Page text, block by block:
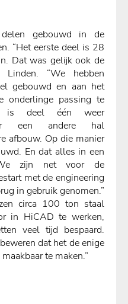
gebouwd in de
“Het eerste deel is 28
Dat was gelijk ook de
Linden. “We hebben
gebouwd en aan het
onderlinge passing te
is deel één weer
een andere hal
afbouw. Op die manier
En dat alles in een
zijn net voor de
met de engineering
in gebruik genomen.”
circa 100 ton staal
in HiCAD te werken,
veel tijd bespaard.
dat het de enige
te maken.”